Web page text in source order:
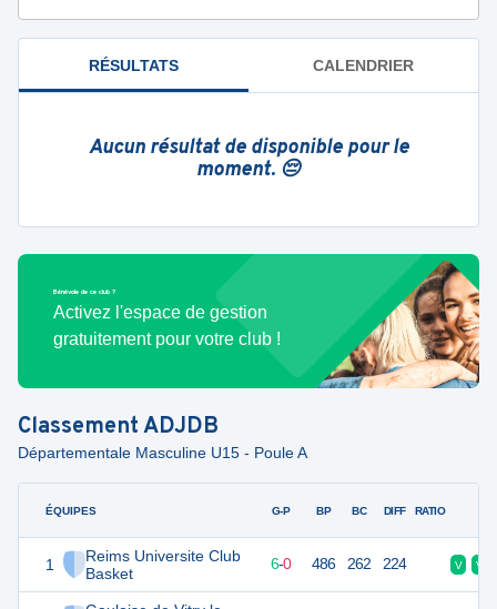
RÉSULTATS CALENDRIER
Aucun résultat de disponible pour le
moment. 😔
Bénévole de ce club ?
Activez l'espace de gestion
gratuitement pour votre club !
ClassementADJDB
Départementale Masculine U15 - Poule A
ÉQUIPES
1
Reims Universite Club
Basket
G-P BP BC DIFF RATIO
12 6 6-0 486 262 224 V V